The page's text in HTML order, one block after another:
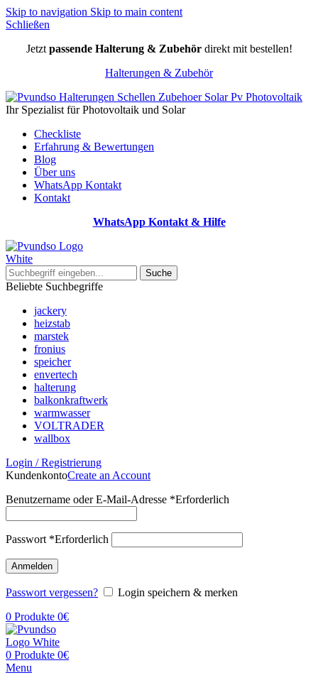
Skip to navigation Skip to main content
Schließen
Jetzt passende Halterung & Zubehördirekt mit bestellen!
Halterungen & Zubehör
Ihr Spezialist für Photovoltaik und Solar
Checkliste
Erfahrung & Bewertungen
Blog
Über uns
WhatsApp Kontakt
Kontakt
WhatsApp Kontakt & Hilfe
Suche
Beliebte Suchbegriffe
jackery
heizstab
marstek
fronius
speicher
envertech
halterung
balkonkraftwerk
warmwasser
VOLTRADER
wallbox
Login / Registrierung
KundenkontoCreate an Account
Benutzername oder E-Mail-Adresse *Erforderlich
Passwort *Erforderlich
Anmelden
Passwort vergessen?
Login speichern & merken
0 Produkte 0€
0 Produkte 0€
Menu